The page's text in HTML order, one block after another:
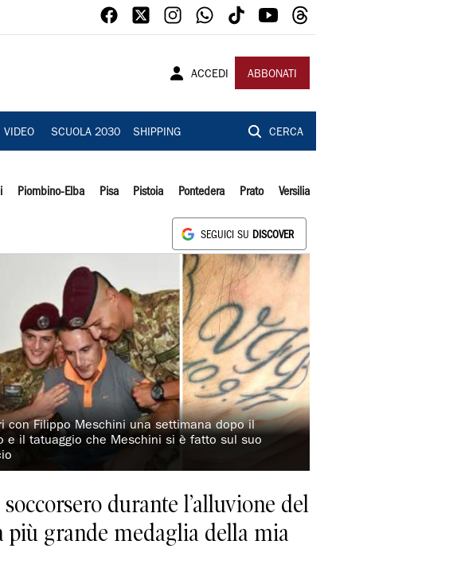
ACCEDI ABBONATI
VIDEO SCUOLA 2030 SHIPPING CERCA
Piombino-Elba Pisa Pistoia Pontedera Prato Versilia
SEGUICI SU DISCOVER
con Filippo Meschini una settimana dopo il
e il tatuaggio che Meschini si è fatto sul suo
durante l’alluvione del
più grande medaglia della mia